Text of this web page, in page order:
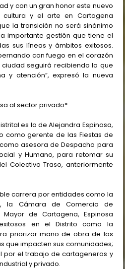
y con un gran honor este nuevo
y el arte en Cartagena
la transición no será sinónimo
importante gestión que tiene el
sus líneas y ámbitos exitosos.
con fuego en el corazón
seguirá recibiendo lo que
y atención”, expresó la nueva
al sector privado*
es la de Alejandra Espinosa,
como gerente de las Fiestas de
asesora de Despacho para
y Humano, para retomar su
Colectivo Traso, anteriormente
carrera por entidades como la
la Cámara de Comercio de
de Cartagena, Espinosa
en el Distrito como la
priorizar mano de obra de los
que impacten sus comunidades;
por el trabajo de cartageneros y
y privado.